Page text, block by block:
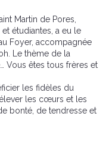
Martin de Pores,
étudiantes, a eu le
Foyer, accompagnée
Le thème de la
Vous êtes tous frères et
les fidèles du
les cœurs et les
bonté, de tendresse et